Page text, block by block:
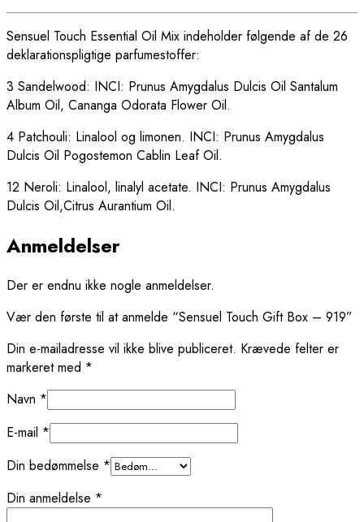
Sensuel Touch Essential Oil Mix indeholder følgende af de 26
deklarationspligtige parfumestoffer:
3 Sandelwood: INCI: Prunus Amygdalus Dulcis Oil Santalum
Album Oil, Cananga Odorata Flower Oil.
4 Patchouli: Linalool og limonen. INCI: Prunus Amygdalus
Dulcis Oil Pogostemon Cablin Leaf Oil.
12 Neroli: Linalool, linalyl acetate. INCI: Prunus Amygdalus
Dulcis Oil,Citrus Aurantium Oil.
Anmeldelser
Der er endnu ikke nogle anmeldelser.
Vær den første til at anmelde “Sensuel Touch Gift Box – 919”
Din e-mailadresse vil ikke blive publiceret. Krævede felter er
markeret med *
Navn *
E-mail *
Din bedømmelse *
Din anmeldelse *